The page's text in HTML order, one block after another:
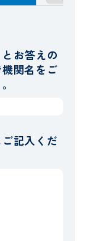
お答えの
関名をご
記入くだ